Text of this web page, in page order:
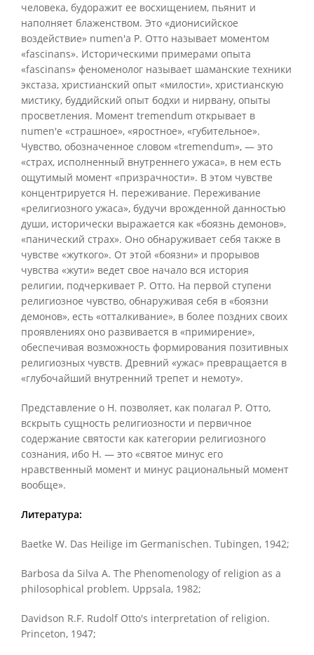
человека, будоражит ее восхищением, пьянит и
наполняет блаженством. Это «дионисийское
воздействие» numen'a Р. Отто называет моментом
«fascinans». Историческими примерами опыта
«fascinans» феноменолог называет шаманские техники
экстаза, христианский опыт «милости», христианскую
мистику, буддийский опыт бодхи и нирвану, опыты
просветления. Момент tremendum открывает в
numen'e «страшное», «яростное», «губительное».
Чувство, обозначенное словом «tremendum», — это
«страх, исполненный внутреннего ужаса», в нем есть
ощутимый момент «призрачности». В этом чувстве
концентрируется Н. переживание. Переживание
«религиозного ужаса», будучи врожденной данностью
души, исторически выражается как «боязнь демонов»,
«панический страх». Оно обнаруживает себя также в
чувстве «жуткого». От этой «боязни» и прорывов
чувства «жути» ведет свое начало вся история
религии, подчеркивает Р. Отто. На первой ступени
религиозное чувство, обнаруживая себя в «боязни
демонов», есть «отталкивание», в более поздних своих
проявлениях оно развивается в «примирение»,
обеспечивая возможность формирования позитивных
религиозных чувств. Древний «ужас» превращается в
«глубочайший внутренний трепет и немоту».
Представление о Н. позволяет, как полагал Р. Отто,
вскрыть сущность религиозности и первичное
содержание святости как категории религиозного
сознания, ибо Н. — это «святое минус его
нравственный момент и минус рациональный момент
вообще».
Литература:
Baetke W. Das Heilige im Germanischen. Tubingen, 1942;
Barbosa da Silva A. The Phenomenology of religion as a
philosophical problem. Uppsala, 1982;
Davidson R.F. Rudolf Otto's interpretation of religion.
Princeton, 1947;